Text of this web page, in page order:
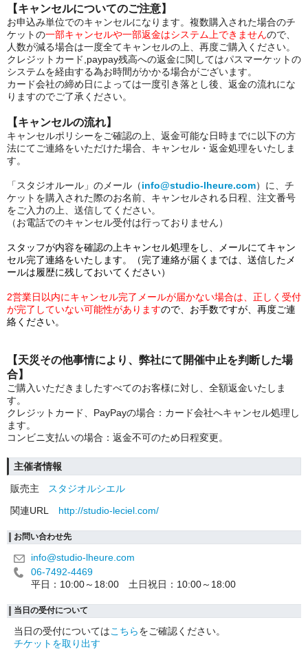
【キャンセルについてのご注意】
お申込み単位でのキャンセルになります。複数購入された場合のチ
ケットの一部キャンセルや一部返金はシステム上できませんので、
人数が減る場合は一度全てキャンセルの上、再度ご購入ください。
クレジットカード,paypay残高への返金に関してはパスマーケットの
システムを経由する為お時間がかかる場合がございます。
カード会社の締め日によっては一度引き落とし後、返金の流れにな
りますのでご了承ください。
【キャンセルの流れ】
キャンセルポリシーをご確認の上、返金可能な日時までに以下の方
法にてご連絡をいただけた場合、キャンセル・返金処理をいたしま
す。
「スタジオルール」のメール（info@studio-lheure.com）に、チ
ケットを購入された際のお名前、キャンセルされる日程、注文番号
をご入力の上、送信してください。
（お電話でのキャンセル受付は行っておりません）
スタッフが内容を確認の上キャンセル処理をし、メールにてキャン
セル完了連絡をいたします。（完了連絡が届くまでは、送信したメ
ールは履歴に残しておいてください）
2営業日以内にキャンセル完了メールが届かない場合は、正しく受付
が完了していない可能性がありますので、お手数ですが、再度ご連
絡ください。
【天災その他事情により、弊社にて開催中止を判断した場
合】
ご購入いただきましたすべてのお客様に対し、全額返金いたしま
す。
クレジットカード、PayPayの場合：カード会社へキャンセル処理し
ます。
コンビニ支払いの場合：返金不可のため日程変更。
主催者情報
販売主
スタジオルシエル
関連URL
http://studio-leciel.com/
お問い合わせ先
info@studio-lheure.com
06-7492-4469
平日：10:00～18:00 土日祝日：10:00～18:00
当日の受付について
当日の受付についてはこちらをご確認ください。
チケットを取り出す